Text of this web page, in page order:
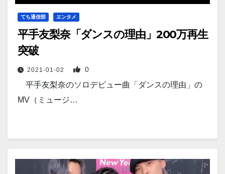
てち通信部 エンタメ
平手友梨奈「ダンスの理由」200万再生
突破
2021-01-02 0
平手友梨奈のソロデビュー曲「ダンスの理由」の
MV（ミュージ…